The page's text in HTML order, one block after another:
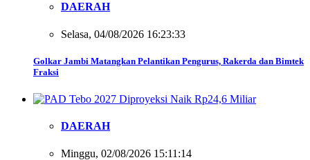
DAERAH
Selasa, 04/08/2026 16:23:33
Golkar Jambi Matangkan Pelantikan Pengurus, Rakerda dan Bimtek
Fraksi
DAERAH
Minggu, 02/08/2026 15:11:14